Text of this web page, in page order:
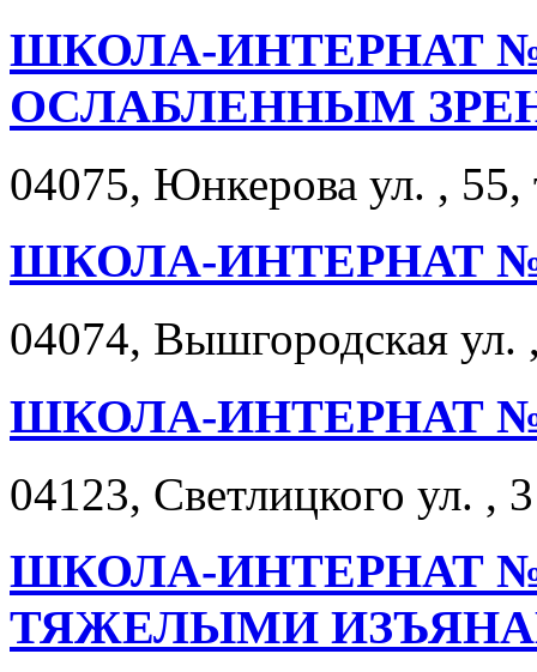
ШКОЛА-ИНТЕРНАТ
ОСЛАБЛЕННЫМ
04075, Юнкерова ул. , 55,
ШКОЛА-ИНТЕРНАТ
04074, Вышгородская ул.
ШКОЛА-ИНТЕРНАТ
04123, Светлицкого ул. ,
ШКОЛА-ИНТЕРНАТ
ТЯЖЕЛЫМИ